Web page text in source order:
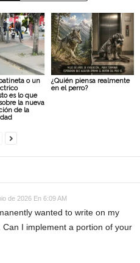
o un
es lo que
la nueva
de la
¿Quién piensa realmente
en el perro?
de 2026 En 6:09 AM
wanted to write on my
I implement a portion of your